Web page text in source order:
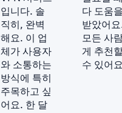
입니다. 솔
직히, 완벽
해요. 이 업
체가 사용자
와 소통하는
방식에 특히
주목하고 싶
어요. 한 달
다 도움
받았어
모든 사
게 추천
수 있어